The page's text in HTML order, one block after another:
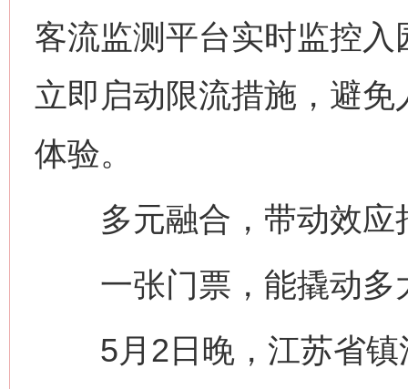
客流监测平台实时监控
立即启动限流措施，避
体验。
多元融合，带动效应
一张门票，能撬动多
5月2日晚，江苏省镇